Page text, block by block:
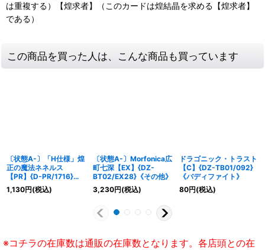
は重複する）【煌求者】（このカードは煌結晶を求める【煌求者】
である）
この商品を買った人は、こんな商品も買っています
〔状態A-〕「H仕様」煌
正の魔法ネネルス
【PR】{D-PR/1716}
《ケテルサンクチュア
リ》
1,130円(税込)
〔状態A-〕Morfonica広
町七深【EX】{DZ-
BT02/EX28}《その他》
3,230円(税込)
ドラゴニック・トラスト
【C】{DZ-TB01/092}
《バディファイト》
80円(税込)
※コチラの在庫数は通販の在庫数となります。各店頭との在